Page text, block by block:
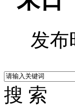
发布
搜 索